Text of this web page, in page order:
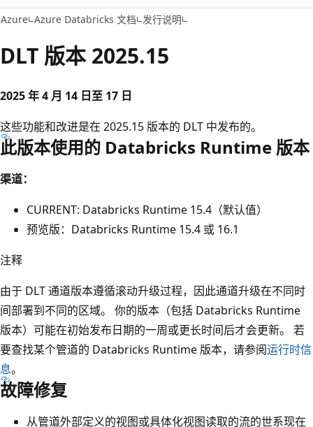
Azure Azure Databricks 文档 发行说明
DLT 版本 2025.15
2025 年 4 月 14 日至 17 日
这些功能和改进是在 2025.15 版本的 DLT 中发布的。
此版本使用的 Databricks Runtime 版本
渠道：
CURRENT: Databricks Runtime 15.4（默认值）
预览版：Databricks Runtime 15.4 或 16.1
注释
由于 DLT 通道版本遵循滚动升级过程，因此通道升级在不同时
间部署到不同的区域。 你的版本（包括 Databricks Runtime
版本）可能在初始发布日期的一周或更长时间后才会更新。 若
要查找某个管道的 Databricks Runtime 版本，请参阅运行时信
息。
故障修复
从管道外部定义的视图或具体化视图读取的流的世系现在